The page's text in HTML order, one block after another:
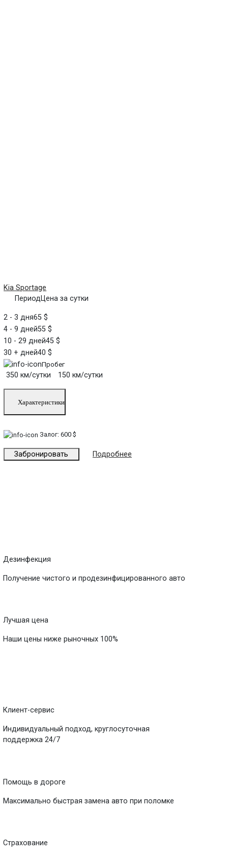
Kia Sportage
ПериодЦена за сутки
2 - 3 дня65 $
4 - 9 дней55 $
10 - 29 дней45 $
30 + дней40 $
Пробег
350 км/сутки 150 км/сутки
Характеристики
Залог:600 $
Забронировать Подробнее
Дезинфекция
Получение чистого и продезинфицированного авто
Лучшая цена
Наши цены ниже рыночных 100%
Клиент-сервис
Индивидуальный подход, круглосуточная
поддержка 24/7
Помощь в дороге
Максимально быстрая замена авто при поломке
Страхование